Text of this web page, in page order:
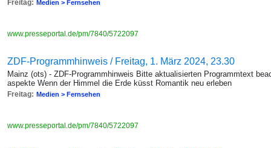
Freitag: Medien > Fernsehen
www.presseportal.de/pm/7840/5722097
ZDF-Programmhinweis / Freitag, 1. März 2024, 23.30
Mainz (ots) - ZDF-Programmhinweis Bitte aktualisierten Programmtext
aspekte Wenn der Himmel die Erde küsst Romantik neu erleben
Freitag: Medien > Fernsehen
www.presseportal.de/pm/7840/5722097